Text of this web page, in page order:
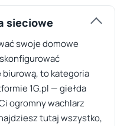
sieciowe
swoje domowe
to kategoria
1G.pl — giełda
ogromny wachlarz
tutaj wszystko,